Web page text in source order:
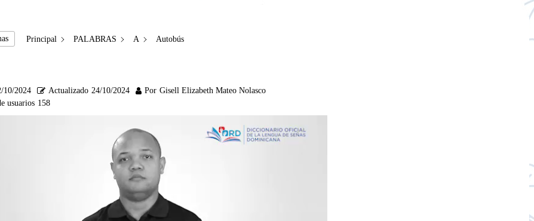
Principal PALABRAS A Autobús
10/2024 Actualizado 24/10/2024 Por Gisell Elizabeth Mateo Nolasco
usuarios 158